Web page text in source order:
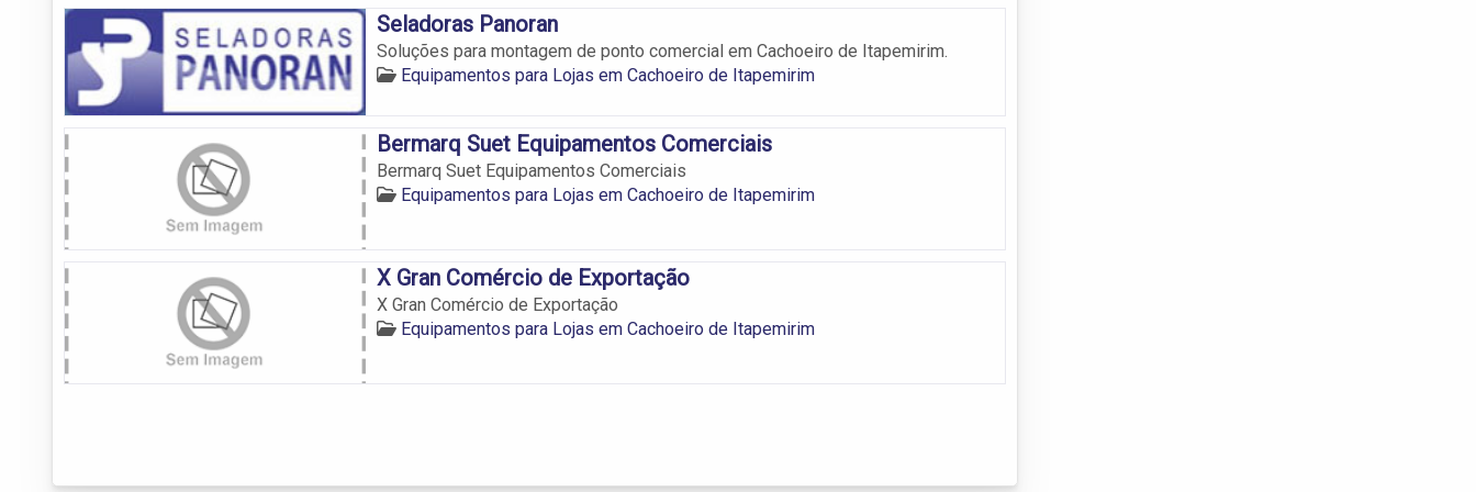
Seladoras Panoran
Soluções para montagem de ponto comercial em Cachoeiro de Itapemirim.
Equipamentos para Lojas em Cachoeiro de Itapemirim
Bermarq Suet Equipamentos Comerciais
Bermarq Suet Equipamentos Comerciais
Equipamentos para Lojas em Cachoeiro de Itapemirim
X Gran Comércio de Exportação
X Gran Comércio de Exportação
Equipamentos para Lojas em Cachoeiro de Itapemirim